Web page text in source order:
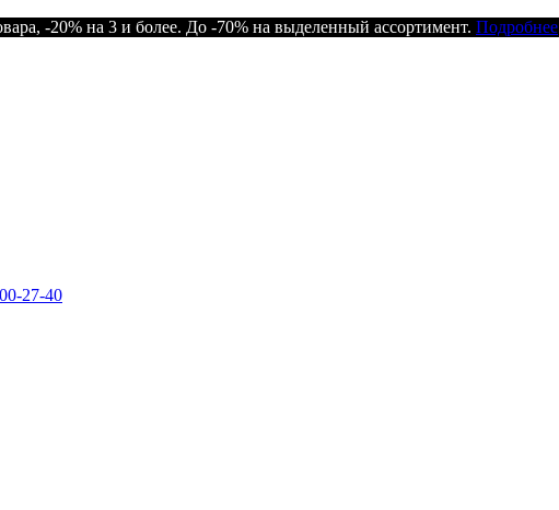
-20% на 3 и более. До -70% на выделенный ассортимент. Подробнее
27-40